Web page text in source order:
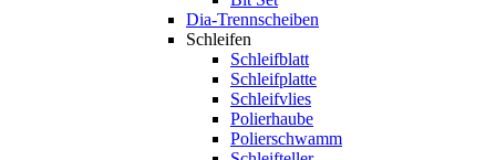
Dia-Trennscheiben
Schleifen
Schleifblatt
Schleifplatte
Schleifvlies
Polierhaube
Polierschwamm